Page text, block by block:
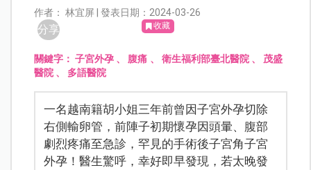
作者： 林宜屏 | 發表日期：2024-03-26
分享 收藏
關鍵字：子宮外孕 、 腹痛 、 衛生福利部臺北醫院、 茂盛
醫院 、 多語醫院
一名越南籍胡小姐三年前曾因子宮外孕切除
右側輸卵管，前陣子初期懷孕因頭暈、腹部
劇烈疼痛至急診，罕見的手術後子宮角子宮
外孕！醫生驚呼，幸好即早發現，若太晚發